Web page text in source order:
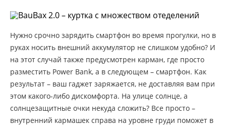
Нужно срочно зарядить смартфон во время прогулки, но в
руках носить внешний аккумулятор не слишком удобно? И
на этот случай также предусмотрен карман, где просто
разместить Power Bank, а в следующем – смартфон. Как
результат – ваш гаджет заряжается, не доставляя вам при
этом какого-либо дискомфорта. На улице солнце, а
солнцезащитные очки некуда сложить? Все просто –
внутренний кармашек справа на уровне груди поможет в